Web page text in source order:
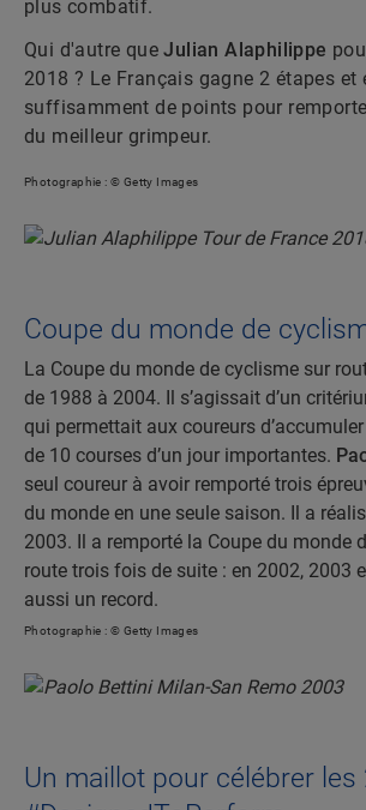
plus combatif.
Qui d'autre queJulian Alaphilippe
2018 ? Le Français gagne 2 étapes et
suffisamment de points pour
du meilleur grimpeur.
Photographie : © Getty Images
Coupe du monde de
La Coupe du monde de cyclisme sur
de 1988 à 2004. Il s’agissait d’un
qui permettait aux coureurs
de 10 courses d’un jour importantes.
seul coureur à avoir remporté trois
du monde en une seule saison. Il a
2003. Il a remporté la Coupe du monde
route trois fois de suite : en 2002, 2003
aussi un record.
Photographie : © Getty Images
Un maillot pour célébrer les